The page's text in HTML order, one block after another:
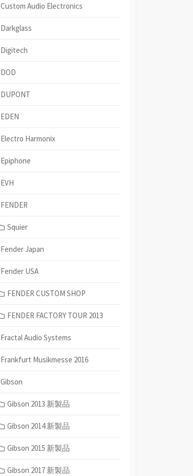
Custom Audio Electronics
Darkglass
Digitech
DOD
DUPONT
EDEN
Electro Harmonix
Epiphone
EVH
FENDER
Squier
Fender Japan
Fender USA
FENDER CUSTOM SHOP
FENDER FACTORY TOUR 2013
Fractal Audio Systems
Frankfurt Musikmesse 2016
Gibson
Gibson 2013 新製品
Gibson 2014 新製品
Gibson 2015 新製品
Gibson 2017 新製品